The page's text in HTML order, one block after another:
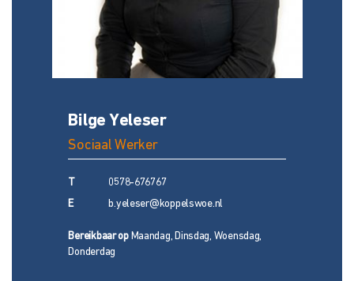
Bilge Yeleser
Sociaal Werker
0578-676767
E b.yeleser@koppelswoe.nl
Bereikbaar opMaandag, Dinsdag, Woensdag,
Donderdag